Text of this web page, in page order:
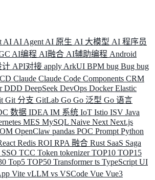
AI AI Agent AI 原生 AI 大模型 AI 程序员
AI编程 AI融合 AI辅助编程 Android
计 API对接 apply ArkUI BPM bug Bug bug
Claude Claude Code Components CRM
DDD DeepSeek DevOps DockerElastic
Git 分支 GitLab Go Go 泛型 Go 语言
数据 IDEA IM 系统 IoT Istio ISV Java
MES MySQL Naive Next Next.js
OpenClaw pandas POC Prompt Python
Redis ROI RPA 融合 Rust SaaS Saga
SSO TCC Token tokenizerTOP10 TOP15
Top5 TOP50 Transformerts TypeScript UI
Vite vLLM vs VSCode Vue Vue3